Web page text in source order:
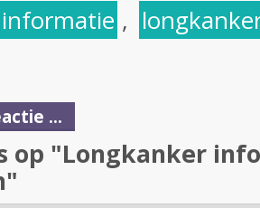
,
...
op "Longkanker